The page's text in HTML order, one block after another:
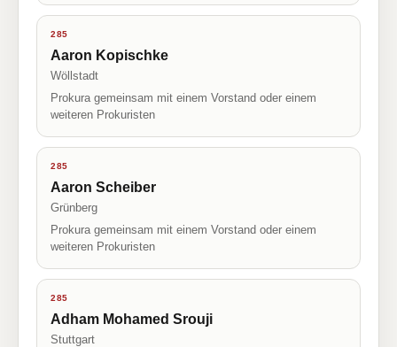
285
Aaron Kopischke
Wöllstadt
Prokura gemeinsam mit einem Vorstand oder einem
weiteren Prokuristen
285
Aaron Scheiber
Grünberg
Prokura gemeinsam mit einem Vorstand oder einem
weiteren Prokuristen
285
Adham Mohamed Srouji
Stuttgart